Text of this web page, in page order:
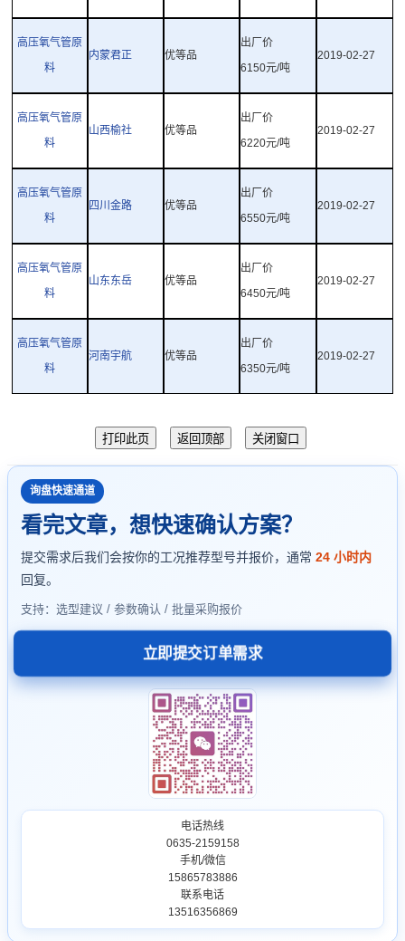
高压氧气管原
料
内蒙君正 优等品
出厂价
6150元/吨
2019-02-27
高压氧气管原
料
山西榆社 优等品
出厂价
6220元/吨
2019-02-27
高压氧气管原
料
四川金路 优等品
出厂价
6550元/吨
2019-02-27
高压氧气管原
料
山东东岳 优等品
出厂价
6450元/吨
2019-02-27
高压氧气管原
料
河南宇航 优等品
出厂价
6350元/吨
2019-02-27
询盘快速通道
看完文章，想快速确认方案？
提交需求后我们会按你的工况推荐型号并报价，通常 24 小时内
回复。
支持：选型建议 / 参数确认 / 批量采购报价
立即提交订单需求
电话热线
0635-2159158
手机/微信
15865783886
联系电话
13516356869